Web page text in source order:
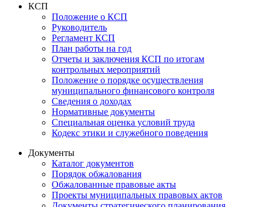
КСП
Положение о КСП
Руководитель
Регламент КСП
План работы на год
Отчеты и заключения КСП по итогам
контрольных мероприятий
Положение о порядке осуществления
муниципального финансового контроля
Сведения о доходах
Нормативные документы
Специальная оценка условий труда
Кодекс этики и служебного поведения
Документы
Каталог документов
Порядок обжалования
Обжалованные правовые акты
Проекты муниципальных правовых актов